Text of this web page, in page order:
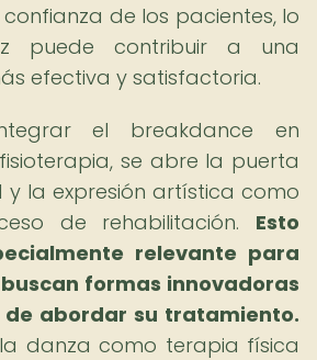
de los pacientes, lo
puede contribuir a una
efectiva y satisfactoria.
el breakdance en
se abre la puerta
la expresión artística como
de rehabilitación. Esto
relevante para
formas innovadoras
abordar su tratamiento.
danza como terapia física